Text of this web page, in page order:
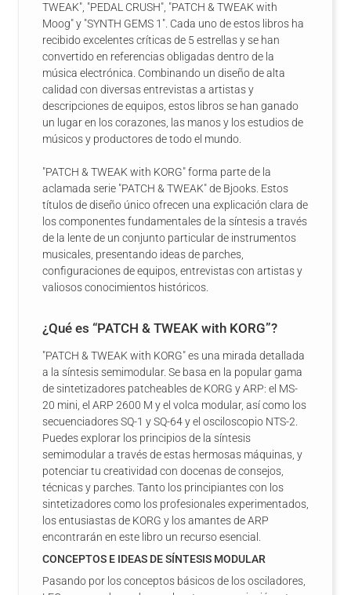
TWEAK", "PEDAL CRUSH", "PATCH & TWEAK with
Moog" y "SYNTH GEMS 1". Cada uno de estos libros ha
recibido excelentes críticas de 5 estrellas y se han
convertido en referencias obligadas dentro de la
música electrónica. Combinando un diseño de alta
calidad con diversas entrevistas a artistas y
descripciones de equipos, estos libros se han ganado
un lugar en los corazones, las manos y los estudios de
músicos y productores de todo el mundo.
"PATCH & TWEAK with KORG" forma parte de la
aclamada serie "PATCH & TWEAK" de Bjooks. Estos
títulos de diseño único ofrecen una explicación clara de
los componentes fundamentales de la síntesis a través
de la lente de un conjunto particular de instrumentos
musicales, presentando ideas de parches,
configuraciones de equipos, entrevistas con artistas y
valiosos conocimientos históricos.
¿Qué es “PATCH & TWEAK with KORG”?
"PATCH & TWEAK with KORG" es una mirada detallada
a la síntesis semimodular. Se basa en la popular gama
de sintetizadores patcheables de KORG y ARP: el MS-
20 mini, el ARP 2600 M y el volca modular, así como los
secuenciadores SQ-1 y SQ-64 y el osciloscopio NTS-2.
Puedes explorar los principios de la síntesis
semimodular a través de estas hermosas máquinas, y
potenciar tu creatividad con docenas de consejos,
técnicas y parches. Tanto los principiantes con los
sintetizadores como los profesionales experimentados,
los entusiastas de KORG y los amantes de ARP
encontrarán en este libro un recurso esencial.
CONCEPTOS E IDEAS DE SÍNTESIS MODULAR
Pasando por los conceptos básicos de los osciladores,